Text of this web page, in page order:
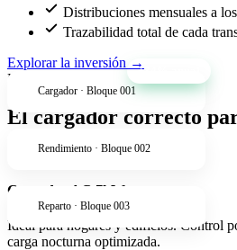
Distribuciones mensuales a
Trazabilidad total de cada
Explorar la inversión →
+34% anual
Cargador · Bloque 001
Rendimiento · Bloque 002
Reparto · Bloque 003
Productos
El cargador correcto
AC · Residencial
Cargador AC 7kW
Ideal para hogares y edificios. Control
carga nocturna optimizada.